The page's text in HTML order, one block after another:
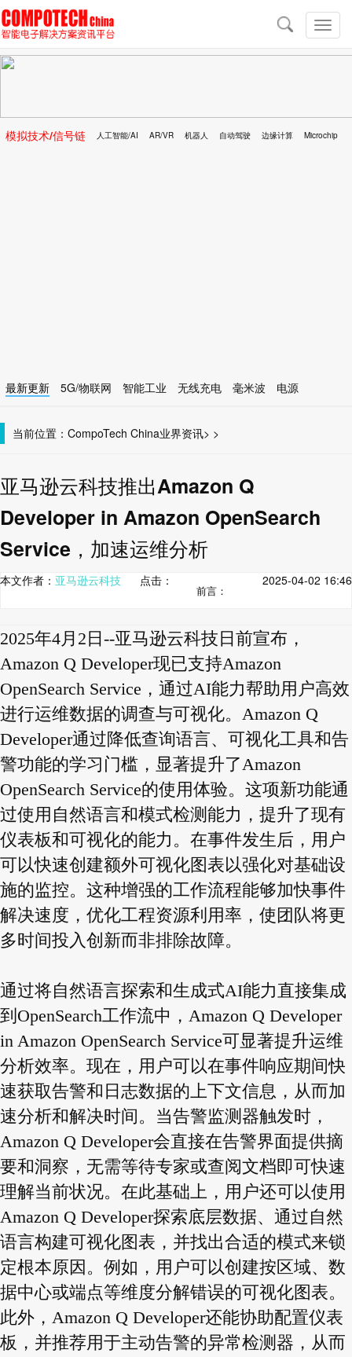
切
换
导
导
航
模拟技术/信号链 人工智能/AI AR/VR 机器人 自动驾驶 边缘计算 Microchip
最新更新 5G/物联网 智能工业 无线充电 毫米波
电源
当前位置： CompoTech China >
业界资讯 >
亚马逊云科技推出Amazon Q
Developer in Amazon OpenSearch
Service，加速运维分析
本文作者： 亚马逊云科技 点击： 2025-04-02 16:46
前言：
2025年4月2日--亚马逊云科技日前宣布，
Amazon Q Developer现已支持Amazon
OpenSearch Service，通过AI能力帮助用户高效
进行运维数据的调查与可视化。Amazon Q
Developer通过降低查询语言、可视化工具和告
警功能的学习门槛，显著提升了Amazon
OpenSearch Service的使用体验。这项新功能通
过使用自然语言和模式检测能力，提升了现有
仪表板和可视化的能力。在事件发生后，用户
可以快速创建额外可视化图表以强化对基础设
施的监控。这种增强的工作流程能够加快事件
解决速度，优化工程资源利用率，使团队将更
多时间投入创新而非排除故障。
通过将自然语言探索和生成式AI能力直接集成
到OpenSearch工作流中，Amazon Q Developer
in Amazon OpenSearch Service可显著提升运维
分析效率。现在，用户可以在事件响应期间快
速获取告警和日志数据的上下文信息，从而加
速分析和解决时间。当告警监测器触发时，
Amazon Q Developer会直接在告警界面提供摘
要和洞察，无需等待专家或查阅文档即可快速
理解当前状况。在此基础上，用户还可以使用
Amazon Q Developer探索底层数据、通过自然
语言构建可视化图表，并找出合适的模式来锁
定根本原因。例如，用户可以创建按区域、数
据中心或端点等维度分解错误的可视化图表。
此外，Amazon Q Developer还能协助配置仪表
板，并推荐用于主动告警的异常检测器，从而